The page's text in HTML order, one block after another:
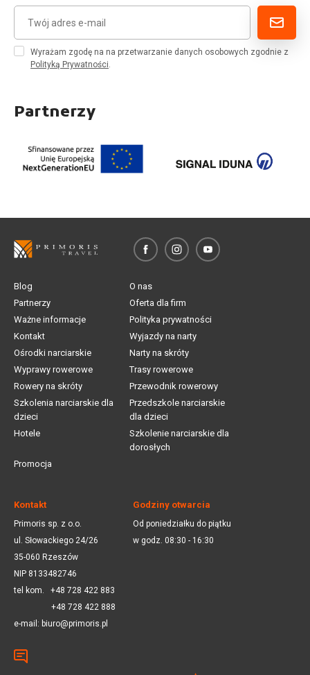
Wyrażam zgodę na na przetwarzanie danych osobowych zgodnie z
Polityką Prywatności.
Partnerzy
Blog
O nas
Partnerzy
Oferta dla firm
Ważne informacje
Polityka prywatności
Kontakt
Wyjazdy na narty
Ośrodki narciarskie
Narty na skróty
Wyprawy rowerowe
Trasy rowerowe
Rowery na skróty
Przewodnik rowerowy
Szkolenia narciarskie dla
dzieci
Przedszkole narciarskie
dla dzieci
Hotele
Szkolenie narciarskie dla
dorosłych
Promocja
Kontakt
Primoris sp. z o.o.
ul. Słowackiego 24/26
35-060 Rzeszów
NIP 8133482746
tel kom. +48 728 422 883
+48 728 422 888
e-mail: biuro@primoris.pl
Godziny otwarcia
Od poniedziałku do piątku
w godz. 08:30 - 16:30